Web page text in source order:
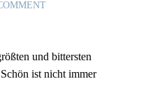
und bittersten
ist nicht immer